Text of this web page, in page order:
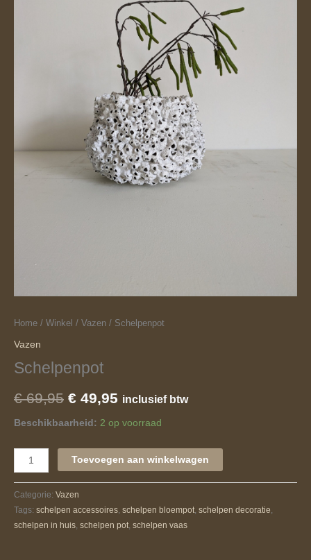
Home / Winkel / Vazen / Schelpenpot
Vazen
Schelpenpot
€69,95
€ 69,95.
€ 49,95
€ 49,95.
inclusief btw
Beschikbaarheid: 2 op voorraad
Toevoegen aan winkelwagen
Categorie: Vazen
Tags: schelpen accessoires, schelpen bloempot, schelpen decoratie,
schelpen in huis, schelpen pot, schelpen vaas